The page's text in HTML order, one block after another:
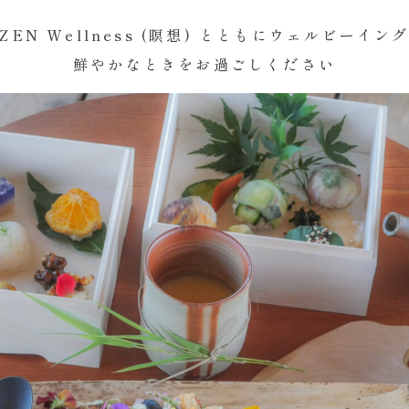
Wellness (瞑想) とともにウェルビーイン
鮮やかなときをお過ごしください